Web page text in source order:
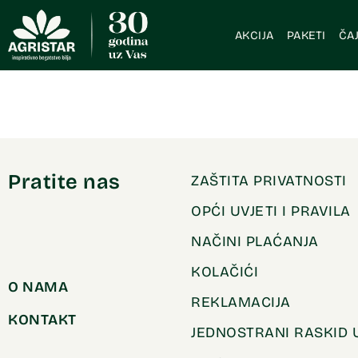
AKCIJA PAKETI
Pratite nas
O NAMA
KONTAKT
ZAŠTITA PRIVATNOSTI
OPĆI UVJETI I PRAVILA
NAČINI PLAĆANJA
KOLAČIĆI
REKLAMACIJA
JEDNOSTRANI RASKID